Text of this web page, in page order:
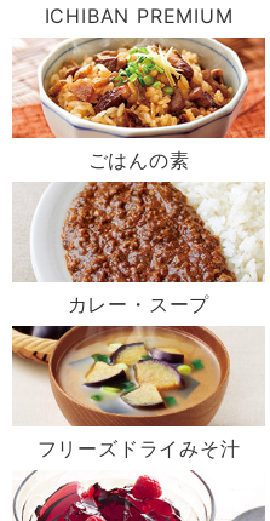
ICHIBAN PREMIUM
ごはんの素
カレー・スープ
フリーズドライみそ汁